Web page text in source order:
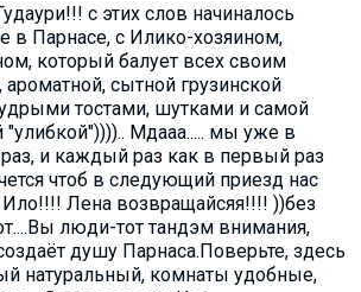
с этих слов начиналось
в Парнасе, с Илико-хозяином,
который балует всех своим
ароматной, сытной грузинской
тостами, шутками и самой
Мдааа..... мы уже в
и каждый раз как в первый раз
чтоб в следующий приезд нас
Ило!!!! Лена возвращайсяя!!!! ))без
люди-тот тандэм внимания,
душу Парнаса.Поверьте, здесь
натуральный, комнаты удобные,